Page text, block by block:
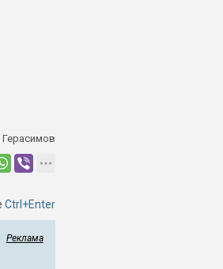
Ctrl+Enter
Реклама